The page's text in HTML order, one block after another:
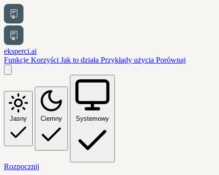
eksperci.ai
Funkcje Korzyści Jak to działa Przykłady użycia Porównaj
Jasny Ciemny Systemowy
Rozpocznij